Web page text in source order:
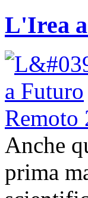
L'Irea
Anche
prima